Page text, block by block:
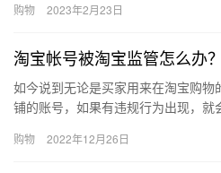
那…
购物 2023年2月23日
淘宝帐号被淘宝监管怎么办
如今说到无论是买家用来在淘宝购
铺的账号，如果有违规行为出现，就
淘宝监…
购物 2022年12月26日